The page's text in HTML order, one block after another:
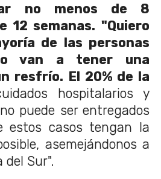
no menos de 8
12 semanas. "Quiero
de las personas
van a tener una
resfrío. El 20% de la
hospitalarios y
puede ser entregados
estos casos tengan la
asemejándonos a
del Sur".